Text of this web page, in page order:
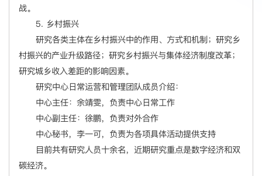
战。
5. 乡村振兴
研究各类主体在乡村振兴中的作用、方式和机制；研究乡
村振兴的产业升级路径；研究乡村振兴与集体经济制度改革；
研究城乡收入差距的影响因素。
研究中心日常运营和管理团队成员介绍：
中心主任：余靖雯，负责中心日常工作
中心副主任：徐鹏，负责对外合作
中心秘书，李一可，负责为各项具体活动提供支持
目前共有研究人员十余名，近期研究重点是数字经济和双
碳经济。